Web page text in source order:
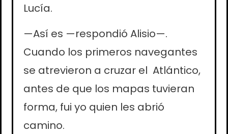
Lucía.
—Así es —respondió Alisio—.
Cuando los primeros navegantes
se atrevieron a cruzar el Atlántico,
antes de que los mapas tuvieran
forma, fui yo quien les abrió
camino.